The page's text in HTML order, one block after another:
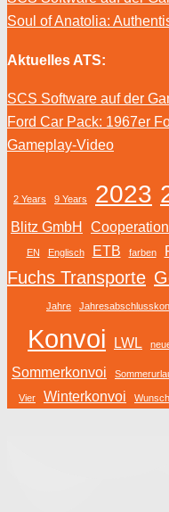
Soul of Anatolia:
Aktuelles ATS:
SCS Software auf der
Ford Car Pack: 1967er
Gameplay-Video
2 Years 9 Years 2023
Blitz GmbH
EN Englisch ETB farben
Fuchs Transporte
Jahre
Konvoi LWL
Sommerkonvoi
Vier Winterkonvoi